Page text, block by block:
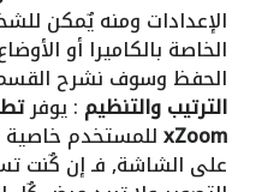
الإعدادات ومنه يٌمكن
الخاصة بالكاميرا أو
الحفظ وسوف نشرح القسم
الترتيب والتنظيم : يوفر
xZoomللمستخدم خاصية
على الشاشة, فـ إن كٌنت